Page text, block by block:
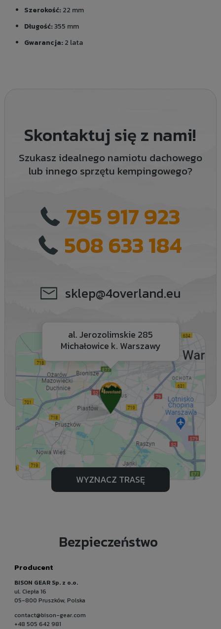
Szerokość:22 mm
Długość:355 mm
Gwarancja:2 lata
Skontaktuj się z nami!
Szukasz idealnego namiotu dachowego
lub innego sprzętu kempingowego?
795 917 923
508 633 184
sklep@4overland.eu
al. Jerozolimskie 285
Michałowice k. Warszawy
WYZNACZ TRASĘ
Bezpieczeństwo
Producent
BISON GEAR Sp. z o.o.
ul. Ciepła 16
05-800 Pruszków, Polska
contact@bison-gear.com
+48 505 642 981